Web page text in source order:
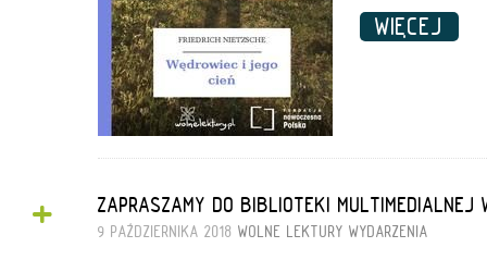
WIĘCEJ
+ ZAPRASZAMY DO BIBLIOTEKI MULTIMEDIALNEJ
9 PAŹDZIERNIKA 2018 WOLNE LEKTURY WYDARZENIA